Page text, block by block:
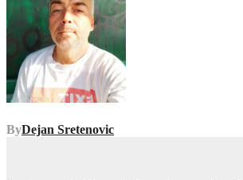
ByDejan Sretenovic